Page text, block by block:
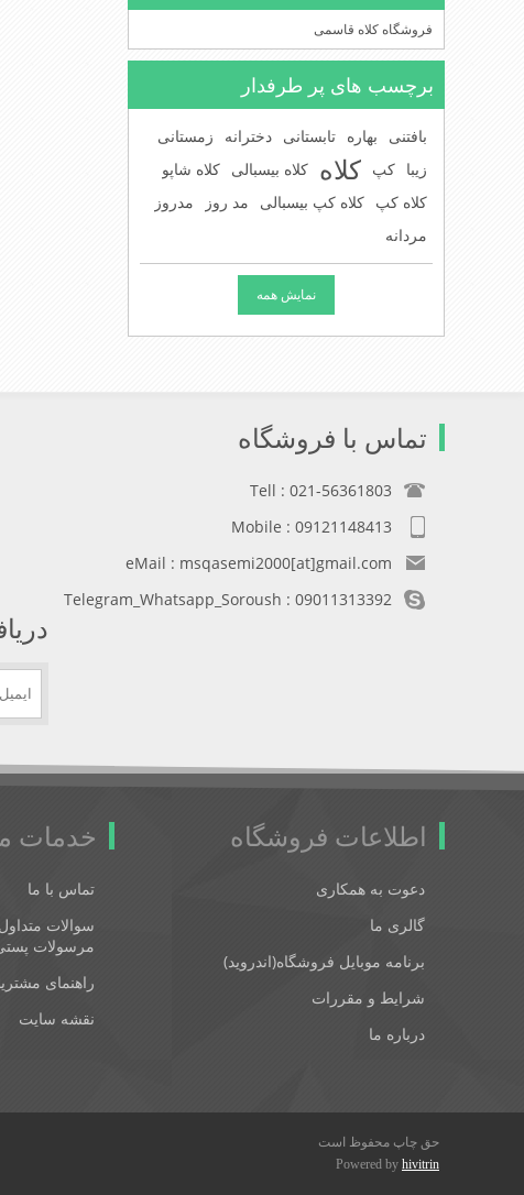
فروشگاه کلاه قاسمی
برچسب های پر طرفدار
بافتنی بهاره تابستانی دخترانه
زمستانی
زیبا کپ کلاه کلاه بیسبالی کلاه شاپو
کلاه کپ کلاه کپ بیسبالی مد روز
مدروز
مردانه
نمایش همه
تماس با فروشگاه
Tell : 021-56361803
Mobile : 09121148413
eMail : msqasemi2000[at]gmail.com
Telegram_Whatsapp_Soroush : 09011313392
اطلاعات فروشگاه
دعوت به همکاری
گالری ما
برنامه موبایل فروشگاه(اندروید)
شرایط و مقررات
درباره ما
خدمات
تماس با ما
سوالات
مرسولات
راهنمای
نقشه سایت
حق چاپ محفوظ است
Powered by hivitrin